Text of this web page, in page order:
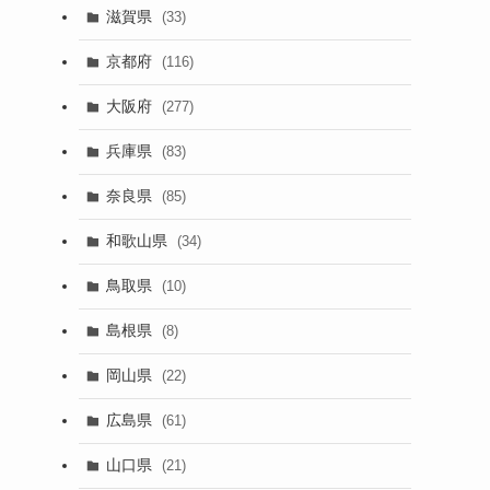
滋賀県 (33)
京都府 (116)
大阪府 (277)
兵庫県 (83)
奈良県 (85)
和歌山県 (34)
鳥取県 (10)
島根県 (8)
岡山県 (22)
広島県 (61)
山口県 (21)